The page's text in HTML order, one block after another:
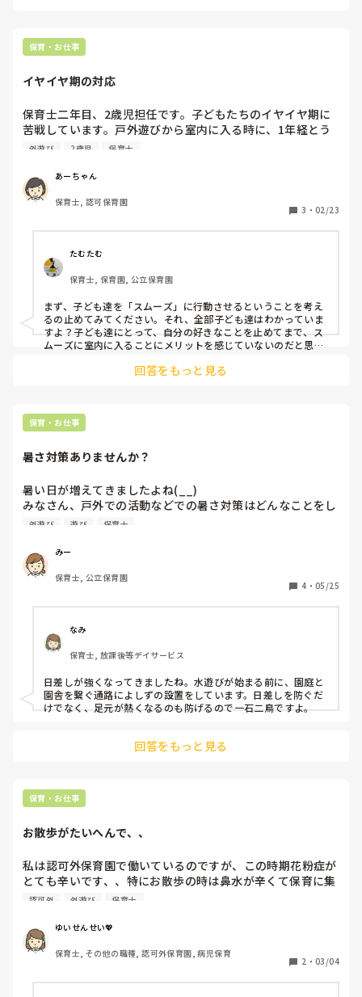
保育・お仕事
イヤイヤ期の対応
保育士二年目、2歳児担任です。子どもたちのイヤイヤ期に
苦戦しています。戸外遊びから室内に入る時に、1年経とう
としている今でもスムーズに入れません。時間にも追われて
うに子どもたちを室内に誘導すればいいのか知りたいです。
外遊び 2歳児 保育士
あーちゃん
保育士, 認可保育園
3 ・ 02/23
たむたむ
保育士, 保育園, 公立保育園
まず、子ども達を「スムーズ」に行動させるということを考え
るの止めてみてください。それ、全部子ども達はわかっていま
すよ？子ども達にとって、自分の好きなことを止めてまで、ス
ムーズに室内に入ることにメリットを感じていないのだと思い
なく、気長に楽しく❣️がモットーです😉あーちゃんがされて嬉
回答をもっと見る
保育・お仕事
暑さ対策ありませんか？
暑い日が増えてきましたよね(__)
みなさん、戸外での活動などでの暑さ対策はどんなことをし
ていますか？
い！
外遊び 遊び 保育士
みー
保育士, 公立保育園
4 ・ 05/25
なみ
保育士, 放課後等デイサービス
日差しが強くなってきましたね。水遊びが始まる前に、園庭と
園舎を繋ぐ通路によしずの設置をしています。日差しを防ぐだ
けでなく、足元が熱くなるのも防げるので一石二鳥ですよ。
回答をもっと見る
保育・お仕事
お散歩がたいへんで、、
私は認可外保育園で働いているのですが、この時期花粉症が
とても辛いです、、特にお散歩の時は鼻水が辛くて保育に集
中できないこともあります。それでもお散歩は子どもたちの
とても大変です。同じ花粉症の方、何かいい方法はないでし
ょうか？少しでも花粉症が楽になって子どもたちと楽しく過
ごしたいです！
認可外 外遊び 保育士
ゆいせんせい💖
保育士, その他の職種, 認可外保育園, 病児保育
2 ・ 03/04